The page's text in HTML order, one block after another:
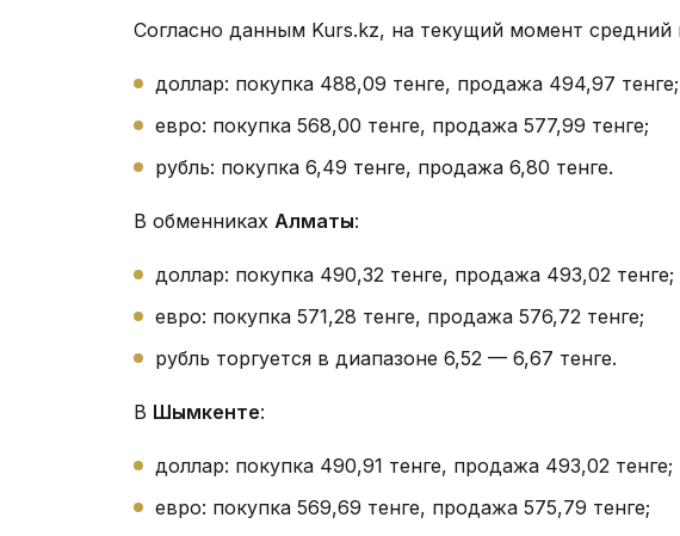
Согласно данным Kurs.kz, на текущий момент средний
доллар: покупка 488,09 тенге, продажа 494,97 тенге;
евро: покупка 568,00 тенге, продажа 577,99 тенге;
рубль: покупка 6,49 тенге, продажа 6,80 тенге.
В обменниках Алматы:
доллар: покупка 490,32 тенге, продажа 493,02 тенге;
евро: покупка 571,28 тенге, продажа 576,72 тенге;
рубль торгуется в диапазоне 6,52 — 6,67 тенге.
В Шымкенте:
доллар: покупка 490,91 тенге, продажа 493,02 тенге;
евро: покупка 569,69 тенге, продажа 575,79 тенге;